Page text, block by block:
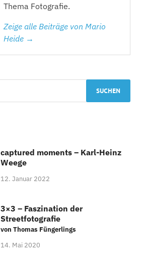
Thema Fotografie.
Zeige alle Beiträge von Mario
Heide →
captured moments – Karl-Heinz
Weege
12. Januar 2022
3×3 – Faszination der
Streetfotografie
von Thomas Füngerlings
14. Mai 2020